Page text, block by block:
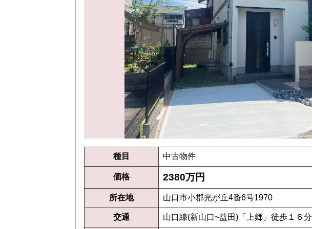
種目 中古物件
価格 2380万円
所在地 山口市小郡光が丘4番6号1970
交通 山口線(新山口~益田)「上郷」徒歩１６分